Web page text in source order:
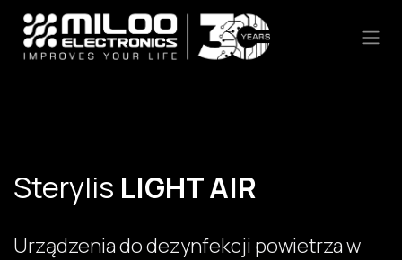
Skip to Content
Sterylis LIGHT AIR
Urządzenia do dezynfekcji powietrza w